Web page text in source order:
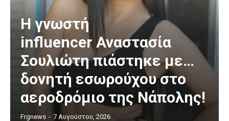
Η γνωστή
influencer Αναστασία
Σουλιώτη πιάστηκε με…
δονητή εσωρούχου στο
αεροδρόμιο της Νάπολης!
Frgnews - 7 Αυγούστου, 2026